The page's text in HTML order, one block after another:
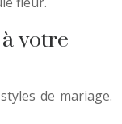
votre
de mariage.